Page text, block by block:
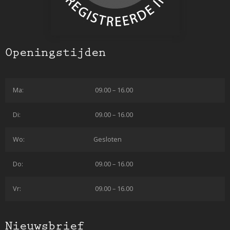
Openingstijden
Ma: 09.00 – 16.00
Di: 09.00 – 16.00
Wo: Gesloten
Do: 09.00 – 16.00
Vr: 09.00 – 16.00
Nieuwsbrief